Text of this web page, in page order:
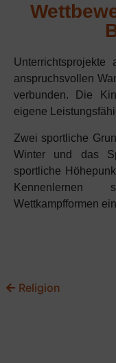
anspruchsvollen
verbunden. Die
eigene
Zwei sportliche
Winter und das
sportliche
Kennenlernen
Wettkampfformen
Religion